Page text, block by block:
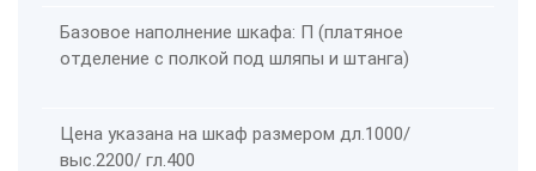
Базовое наполнение шкафа: П (платяное
отделение с полкой под шляпы и штанга)
Цена указана на шкаф размером дл.1000/
выс.2200/ гл.400